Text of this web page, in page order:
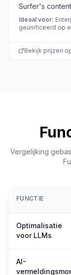
Surfer's
Ideaal voor:
geünificeerd op
Bekijk prijzen
Vergelijking
FUNCTIE
Optimalisatie
voor LLMs
AI-